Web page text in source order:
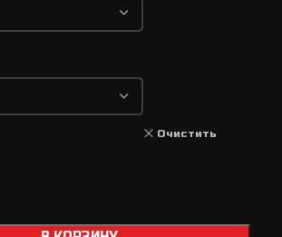
Очистить